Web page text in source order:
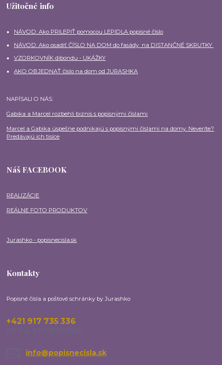
Užitočné info
NÁVOD: Ako PRILEPIŤ pomocou LEPIDLA popisné číslo
NÁVOD: Ako osadiť ČÍSLO NA DOM do fasády na DISTANČNÉ SKRUTKY
VZORKOVNÍK dibondu - UKÁŽKY
AKO OBJEDNAŤ číslo na dom od JURASHKA
NAPÍSALI O NÁS:
Gabika a Marcel rozbehli biznis s popisnými číslami
Marcel a Gabika úspešne podnikajú s popisnými číslami na domy. Neveríte?
Predávajú ich tisíce
Náš FACEBOOK
REALIZÁCIE
REÁLNE FOTO PRODUKTOV
Jurashko - popisnecisla.sk
Kontakty
Popisné čísla a poštové schránky by Jurashko
+421 917 735 336
info@popisnecisla.sk